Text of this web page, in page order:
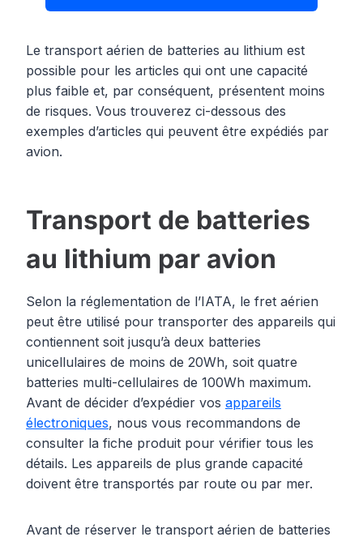
Le transport aérien de batteries au lithium est
possible pour les articles qui ont une capacité
plus faible et, par conséquent, présentent moins
de risques. Vous trouverez ci-dessous des
exemples d’articles qui peuvent être expédiés par
avion.
Transport de batteries
au lithium par avion
Selon la réglementation de l’IATA, le fret aérien
peut être utilisé pour transporter des appareils qui
contiennent soit jusqu’à deux batteries
unicellulaires de moins de 20Wh, soit quatre
batteries multi-cellulaires de 100Wh maximum.
Avant de décider d’expédier vos appareils
électroniques, nous vous recommandons de
consulter la fiche produit pour vérifier tous les
détails. Les appareils de plus grande capacité
doivent être transportés par route ou par mer.
Avant de réserver le transport aérien de batteries